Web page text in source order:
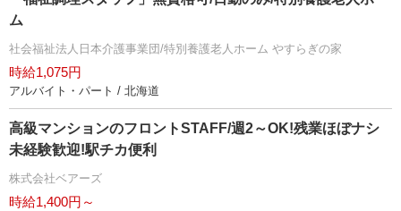
ム
社会福祉法人日本介護事業団/特別養護老人ホーム やすらぎの家
時給1,075円
アルバイト・パート / 北海道
高級マンションのフロントSTAFF/週2～OK!残業ほぼナシ
未経験歓迎!駅チカ便利
株式会社ベアーズ
時給1,400円～